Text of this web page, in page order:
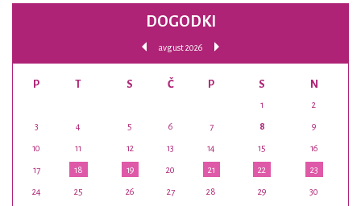
DOGODKI
avgust 2026
P T S Č P S N
1 2
3 4 5 6 7 8 9
10 11 12 13 14 15 16
17 18 19 20 21 22 23
24 25 26 27 28 29 30